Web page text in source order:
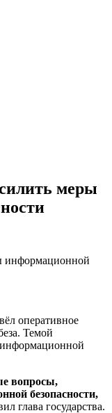
меры
оперативное
Темой
вопросы,
безопасности,
глава государства.